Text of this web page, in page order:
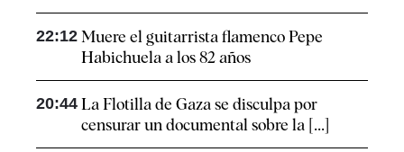
22:12 Muere el guitarrista flamenco Pepe
Habichuela a los 82 años
20:44 La Flotilla de Gaza se disculpa por
censurar un documental sobre la [...]